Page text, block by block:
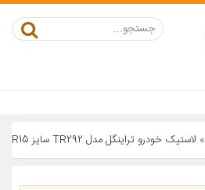
» لاستیک خودرو تراینگل مدل TR292 سایز 235/75R15 – دو حلقه